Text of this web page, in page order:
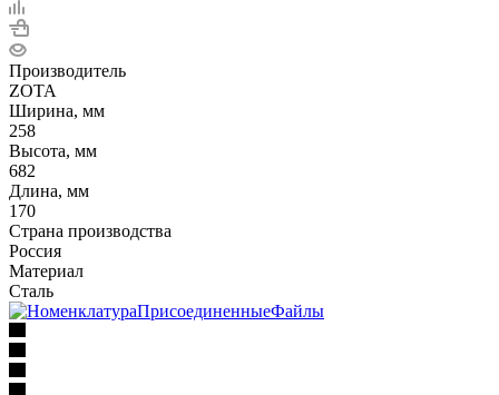
Производитель
ZOTA
Ширина, мм
258
Высота, мм
682
Длина, мм
170
Страна производства
Россия
Материал
Сталь